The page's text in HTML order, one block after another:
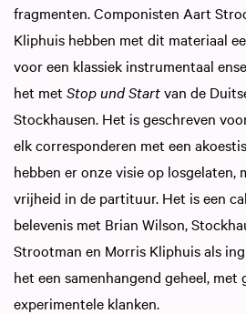
fragmenten. Componisten Aart
Kliphuis hebben met dit materiaal
voor een klassiek instrumentaal
het met Stop und Startvan de
Stockhausen. Het is geschreven
elk corresponderen met een
hebben er onze visie op losgelaten,
vrijheid in de partituur. Het is een
belevenis met Brian Wilson,
Strootman en Morris Kliphuis als
het een samenhangend geheel, met
experimentele klanken.